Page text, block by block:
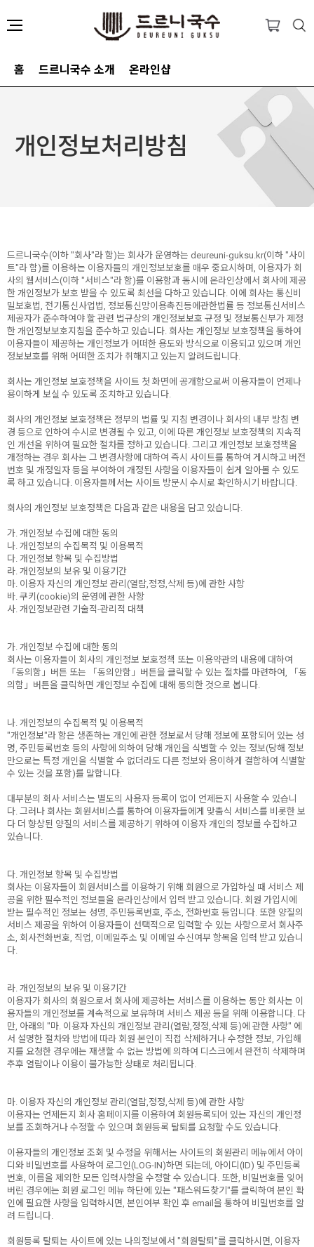
홈 드르니국수 소개 온라인샵
개인정보처리방침
드르니국수(이하 "회사"라 함)는 회사가 운영하는 deureuni-guksu.kr(이하 "사이
트"라 함)를 이용하는 이용자들의 개인정보보호를 매우 중요시하며, 이용자가 회
사의 웹서비스(이하 "서비스"라 함)를 이용함과 동시에 온라인상에서 회사에 제공
한 개인정보가 보호 받을 수 있도록 최선을 다하고 있습니다. 이에 회사는 통신비
밀보호법, 전기통신사업법, 정보통신망이용촉진등에관한법률 등 정보통신서비스
제공자가 준수하여야 할 관련 법규상의 개인정보보호 규정 및 정보통신부가 제정
한 개인정보보호지침을 준수하고 있습니다. 회사는 개인정보 보호정책을 통하여
이용자들이 제공하는 개인정보가 어떠한 용도와 방식으로 이용되고 있으며 개인
정보보호를 위해 어떠한 조치가 취해지고 있는지 알려드립니다.
회사는 개인정보 보호정책을 사이트 첫 화면에 공개함으로써 이용자들이 언제나
용이하게 보실 수 있도록 조치하고 있습니다.
회사의 개인정보 보호정책은 정부의 법률 및 지침 변경이나 회사의 내부 방침 변
경 등으로 인하여 수시로 변경될 수 있고, 이에 따른 개인정보 보호정책의 지속적
인 개선을 위하여 필요한 절차를 정하고 있습니다. 그리고 개인정보 보호정책을
개정하는 경우 회사는 그 변경사항에 대하여 즉시 사이트를 통하여 게시하고 버전
번호 및 개정일자 등을 부여하여 개정된 사항을 이용자들이 쉽게 알아볼 수 있도
록 하고 있습니다. 이용자들께서는 사이트 방문시 수시로 확인하시기 바랍니다.
회사의 개인정보 보호정책은 다음과 같은 내용을 담고 있습니다.
가. 개인정보 수집에 대한 동의
나. 개인정보의 수집목적 및 이용목적
다. 개인정보 항목 및 수집방법
라. 개인정보의 보유 및 이용기간
마. 이용자 자신의 개인정보 관리(열람,정정,삭제 등)에 관한 사항
바. 쿠키(cookie)의 운영에 관한 사항
사. 개인정보관련 기술적-관리적 대책
가. 개인정보 수집에 대한 동의
회사는 이용자들이 회사의 개인정보 보호정책 또는 이용약관의 내용에 대하여
「동의함」버튼 또는 「동의안함」버튼을 클릭할 수 있는 절차를 마련하여, 「동
의함」버튼을 클릭하면 개인정보 수집에 대해 동의한 것으로 봅니다.
나. 개인정보의 수집목적 및 이용목적
"개인정보"라 함은 생존하는 개인에 관한 정보로서 당해 정보에 포함되어 있는 성
명, 주민등록번호 등의 사항에 의하여 당해 개인을 식별할 수 있는 정보(당해 정보
만으로는 특정 개인을 식별할 수 없더라도 다른 정보와 용이하게 결합하여 식별할
수 있는 것을 포함)를 말합니다.
대부분의 회사 서비스는 별도의 사용자 등록이 없이 언제든지 사용할 수 있습니
다. 그러나 회사는 회원서비스를 통하여 이용자들에게 맞춤식 서비스를 비롯한 보
다 더 향상된 양질의 서비스를 제공하기 위하여 이용자 개인의 정보를 수집하고
있습니다.
다. 개인정보 항목 및 수집방법
회사는 이용자들이 회원서비스를 이용하기 위해 회원으로 가입하실 때 서비스 제
공을 위한 필수적인 정보들을 온라인상에서 입력 받고 있습니다. 회원 가입시에
받는 필수적인 정보는 성명, 주민등록번호, 주소, 전화번호 등입니다. 또한 양질의
서비스 제공을 위하여 이용자들이 선택적으로 입력할 수 있는 사항으로서 회사주
소, 회사전화번호, 직업, 이메일주소 및 이메일 수신여부 항목을 입력 받고 있습니
다.
라. 개인정보의 보유 및 이용기간
이용자가 회사의 회원으로서 회사에 제공하는 서비스를 이용하는 동안 회사는 이
용자들의 개인정보를 계속적으로 보유하며 서비스 제공 등을 위해 이용합니다. 다
만, 아래의 "마. 이용자 자신의 개인정보 관리(열람,정정,삭제 등)에 관한 사항" 에
서 설명한 절차와 방법에 따라 회원 본인이 직접 삭제하거나 수정한 정보, 가입해
지를 요청한 경우에는 재생할 수 없는 방법에 의하여 디스크에서 완전히 삭제하며
추후 열람이나 이용이 불가능한 상태로 처리됩니다.
마. 이용자 자신의 개인정보 관리(열람,정정,삭제 등)에 관한 사항
이용자는 언제든지 회사 홈페이지를 이용하여 회원등록되어 있는 자신의 개인정
보를 조회하거나 수정할 수 있으며 회원등록 탈퇴를 요청할 수도 있습니다.
이용자들의 개인정보 조회 및 수정을 위해서는 사이트의 회원관리 메뉴에서 아이
디와 비밀번호를 사용하여 로그인(LOG-IN)하면 되는데, 아이디(ID) 및 주민등록
번호, 이름을 제외한 모든 입력사항을 수정할 수 있습니다. 또한, 비밀번호를 잊어
버린 경우에는 회원 로그인 메뉴 하단에 있는 "패스워드찾기"를 클릭하여 본인 확
인에 필요한 사항을 입력하시면, 본인여부 확인 후 email을 통하여 비밀번호를 알
려 드립니다.
회원등록 탈퇴는 사이트에 있는 나의정보에서 "회원탈퇴"를 클릭하시면, 이용자